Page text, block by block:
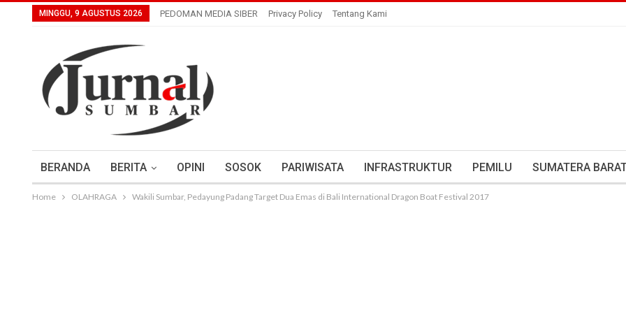
MINGGU, 9 AGUSTUS 2026 PEDOMAN MEDIA SIBER Privacy Policy Tentang Kami
BERANDA BERITA OPINI SOSOK PARIWISATA INFRASTRUKTUR PEMILU SUMATERA
Home OLAHRAGA Wakili Sumbar, Pedayung Padang Target Dua Emas di Bali International Dragon Boat Festival 2017